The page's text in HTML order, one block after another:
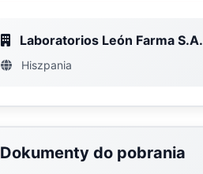
Laboratorios León Farma S.A.
Hiszpania
Dokumenty do pobrania